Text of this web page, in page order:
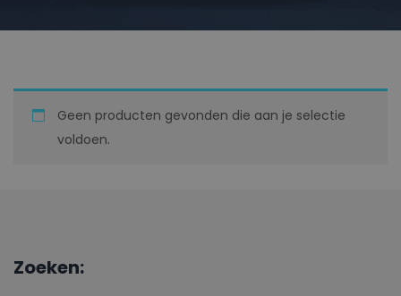
Geen producten gevonden die aan je selectie
voldoen.
Zoeken: